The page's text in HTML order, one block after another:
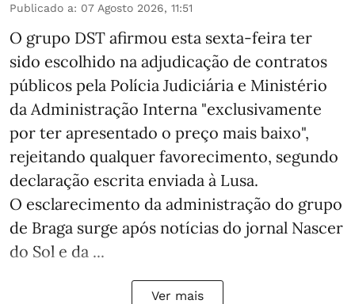
Publicado a: 07 Agosto 2026, 11:51
O grupo DST afirmou esta sexta-feira ter
sido escolhido na adjudicação de contratos
públicos pela Polícia Judiciária e Ministério
da Administração Interna "exclusivamente
por ter apresentado o preço mais baixo",
rejeitando qualquer favorecimento, segundo
declaração escrita enviada à Lusa.
O esclarecimento da administração do grupo
de Braga surge após notícias do jornal Nascer
do Sol e da ...
Ver mais